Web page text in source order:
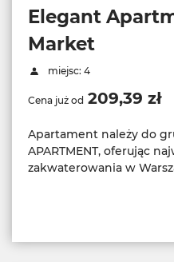
Elegant
Market
miejsc: 4
Cena już od 209,39 zł
Apartament należy do
APARTMENT, oferując
zakwaterowania w